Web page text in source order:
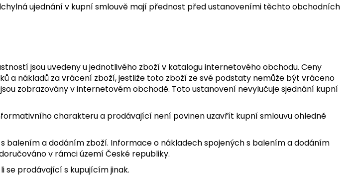
ujednání v kupní smlouvě mají přednost před ustanoveními těchto obchodních
jsou uvedeny u jednotlivého zboží v katalogu internetového obchodu. Ceny
a nákladů za vrácení zboží, jestliže toto zboží ze své podstaty nemůže být vráceno
zobrazovány v internetovém obchodě. Toto ustanovení nevylučuje sjednání kupní
charakteru a prodávající není povinen uzavřít kupní smlouvu ohledně
a dodáním zboží. Informace o nákladech spojených s balením a dodáním
v rámci území České republiky.
se prodávající s kupujícím jinak.